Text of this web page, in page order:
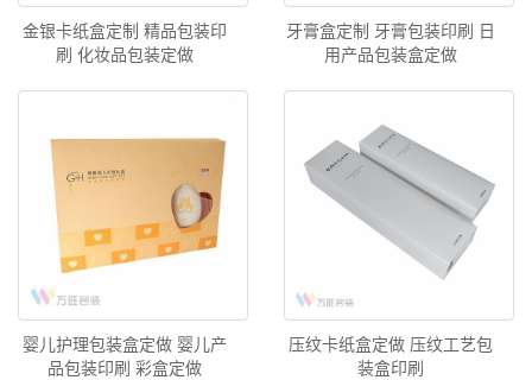
金银卡纸盒定制 精品包装印
刷 化妆品包装定做
牙膏盒定制 牙膏包装印刷 日
用产品包装盒定做
婴儿护理包装盒定做 婴儿产
品包装印刷 彩盒定做
压纹卡纸盒定做 压纹工艺包
装盒印刷